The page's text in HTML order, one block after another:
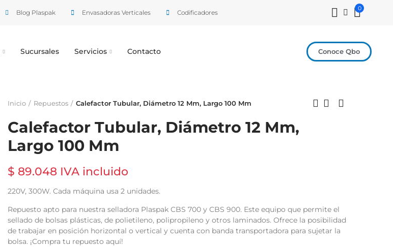
Blog Plaspak Envasadoras Verticales Codificadores
0
Sucursales Servicios Contacto Conoce Qbo
Inicio Repuestos Calefactor Tubular, Diámetro 12 Mm, Largo 100 Mm
Calefactor Tubular, Diámetro 12 Mm,
Largo 100 Mm
$ 89.048 IVA incluido
220V, 300W. Cada máquina usa 2 unidades.
Repuesto apto para nuestra selladora Plaspak CBS 700 y CBS 900. Este equipo que permite el
sellado de bolsas plásticas, de polietileno, polipropileno y otros laminados. Ofrece la posibilidad
de trabajar en posición horizontal o vertical y cuenta con banda transportadora para sujetar la
bolsa. ¡Compra tu repuesto aquí!